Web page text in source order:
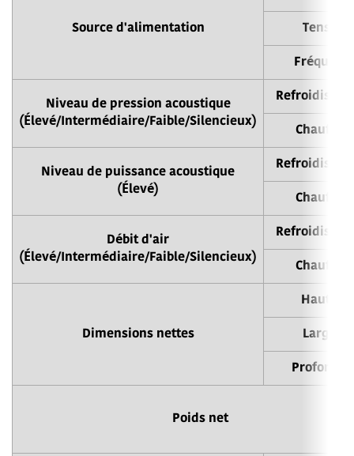
Source d'alimentation Tension
Niveau de pression acoustique
(Élevé/Intermédiaire/Faible/Silencieux)
Niveau de puissance acoustique
(Élevé)
Débit d'air
(Élevé/Intermédiaire/Faible/Silencieux)
Dimensions nettes
Hauteur
Largeur
Poids net